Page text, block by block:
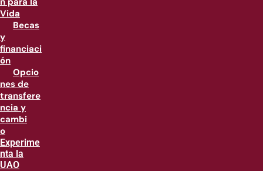
Vida
Becas
y
financiaci
ón
Opcio
nes de
transfere
ncia y
cambi
o
Experime
nta la
UAO